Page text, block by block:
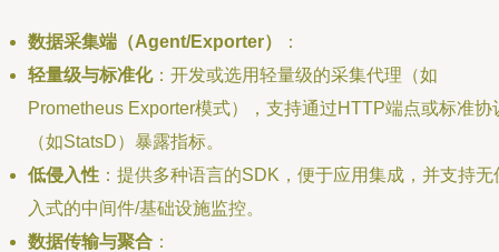
数据采集端（Agent/Exporter）
：
轻量级与标准化：开发或选用轻量级的采集代理（如
Prometheus Exporter模式），支持通过HTTP端点或标准协
（如StatsD）暴露指标。
低侵入性 ：提供多种语言的SDK，便于应用集成，并支持无
入式的中间件/基础设施监控。
数据传输与聚合 ：